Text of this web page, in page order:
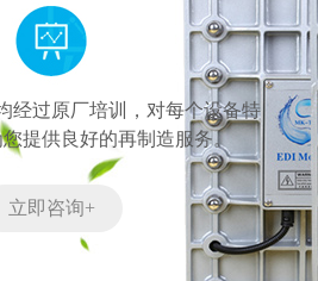
经过原厂培训，对每个设备特
提供良好的再制造服务。
立即咨询+